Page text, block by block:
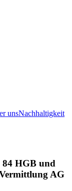
unsNachhaltigkeit
84 HGB und
AG